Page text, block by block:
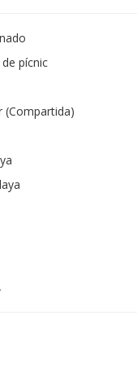
pícnic
(Compartida)